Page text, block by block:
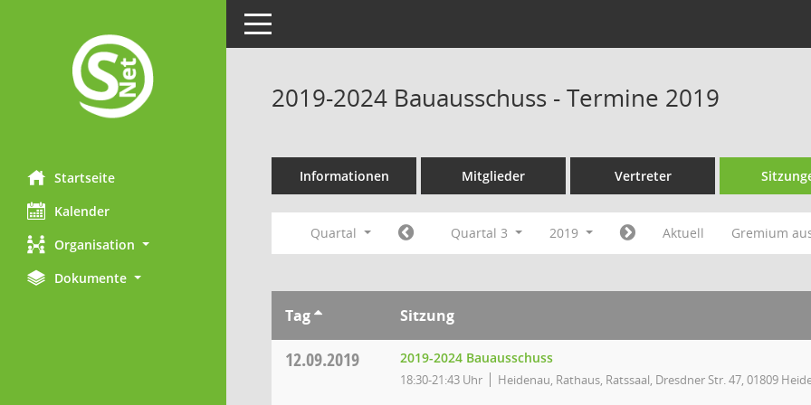
Startseite
Kalender
Organisation
Dokumente
Toggle navigation
2019-2024 Bauausschuss - Termine 2019
Informationen Mitglieder Vertreter
Quartal Quartal 3 2019 Aktuell Gremium
Tag Sitzung
12.09.2019 2019-2024 Bauausschuss
18:30-21:43 Uhr Heidenau, Rathaus, Ratssaal, Dresdner Str. 47, 01809